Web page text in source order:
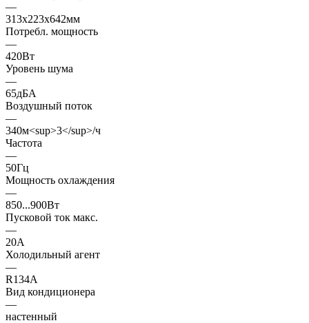
—
313x223x642мм
Потребл. мощность
—
420Вт
Уровень шума
—
65дБА
Воздушный поток
—
340м<sup>3</sup>/ч
Частота
—
50Гц
Мощность охлаждения
—
850...900Вт
Пусковой ток макс.
—
20А
Холодильный агент
—
R134A
Вид кондиционера
—
настенный